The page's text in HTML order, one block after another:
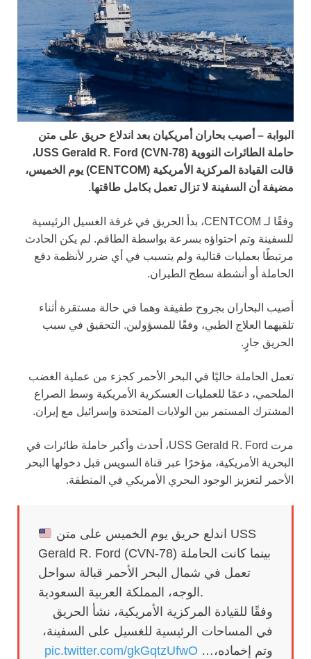
البوابة – أصيب بحاران أمريكيان بعد اندلاع حريق على متن
حاملة الطائرات النووية USS Gerald R. Ford (CVN-78)،
قالت القيادة المركزية الأمريكية (CENTCOM) يوم الخميس،
مضيفة أن السفينة لا تزال تعمل بكامل طاقتها.
وفقًا لـ CENTCOM، بدأ الحريق في غرفة الغسيل الرئيسية
للسفينة وتم احتواؤه بسرعة بواسطة الطاقم. لم يكن الحادث
مرتبطًا بعمليات قتالية ولم يتسبب في أي ضرر لأنظمة دفع
الحاملة أو أنشطة سطح الطيران.
أصيب البحاران بجروح طفيفة وهما في حالة مستقرة أثناء
تلقيهما العلاج الطبي، وفقًا للمسؤولين. التحقيق في سبب
الحريق جارٍ.
تعمل الحاملة حاليًا في البحر الأحمر كجزء من عملية الغضب
الملحمي، دعمًا للعمليات العسكرية الأمريكية وسط الصراع
المشترك المستمر بين الولايات المتحدة وإسرائيل مع إيران.
مرت USS Gerald R. Ford، أحدث وأكبر حاملة طائرات في
البحرية الأمريكية، مؤخرًا عبر قناة السويس قبل دخولها البحر
الأحمر لتعزيز الوجود البحري الأمريكي في المنطقة.
Gerald R. Ford (CVN-78) بينما كانت الحاملة
تعمل في شمال البحر الأحمر قبالة سواحل
الوجه، المملكة العربية السعودية.
وفقًا للقيادة المركزية الأمريكية، نشأ الحريق
في المساحات الرئيسية للغسيل على السفينة،
وتم إخماده،… pic.twitter.com/gkGqtzUfwO